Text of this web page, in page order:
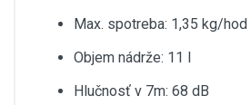
Max. spotreba: 1,35 kg/hod
Objem nádrže: 11 l
Hlučnosť v 7m: 68 dB